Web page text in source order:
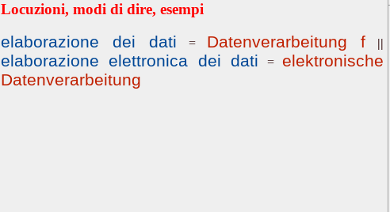
Locuzioni, modi di dire, esempi
elaborazione dei dati = Datenverarbeitung f ||
elaborazione elettronica dei dati = elektronische
Datenverarbeitung